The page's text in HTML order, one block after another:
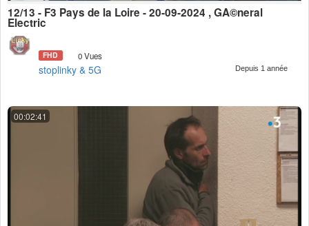
12/13 - F3 Pays de la Loire - 20-09-2024 , GÃ©neral
Electric
FHD 0 Vues
stoplinky & 5G Depuis 1 année
00:02:41